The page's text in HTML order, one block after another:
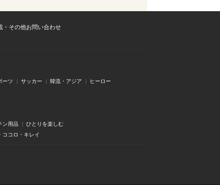
・その他お問い合わせ
ーツ サッカー 韓流・アジア ヒーロー
ン用品 ひとりを楽しむ
ココロ・キレイ